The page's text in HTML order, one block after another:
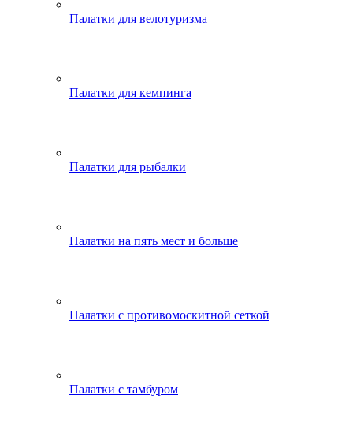
Палатки для велотуризма
Палатки для кемпинга
Палатки для рыбалки
Палатки на пять мест и больше
Палатки с противомоскитной сеткой
Палатки с тамбуром